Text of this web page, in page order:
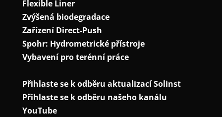
Flexible Liner
Zvýšená biodegradace
Zařízení Direct-Push
Spohr: Hydrometrické přístroje
Vybavení pro terénní práce
Přihlaste se k odběru aktualizací Solinst
Přihlaste se k odběru našeho kanálu
YouTube